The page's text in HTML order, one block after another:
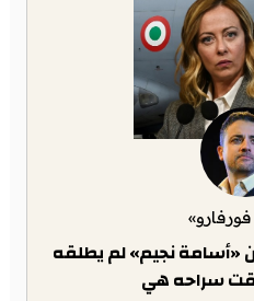
«أسامة نجيم» لم يطلقه
سراحه هي